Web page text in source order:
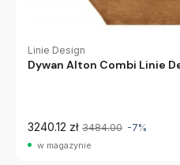
Linie Design
Dywan Alton Combi Linie
3240.12 zł 3484.00 -7%
w magazynie